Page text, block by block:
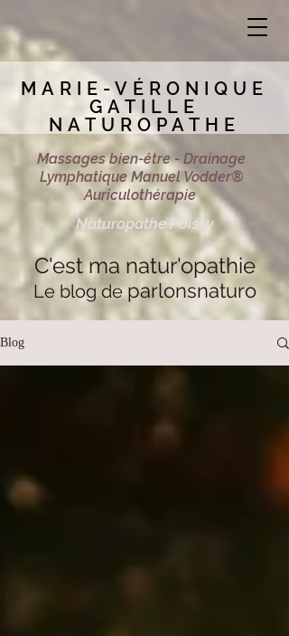
MARIE-VÉRONIQUE
GATILLE
NATUROPATHE
Massages bien-être - Drainage
Lymphatique Manuel Vodder®
Auriculothérapie
Naturopathe Poissy
C'est ma natur'opathie
Le blog deparlonsnaturo
Blog